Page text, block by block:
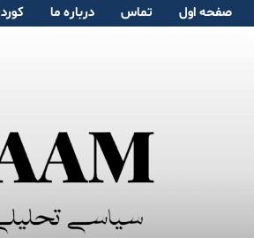
صفحە اول تماس دربارە ما